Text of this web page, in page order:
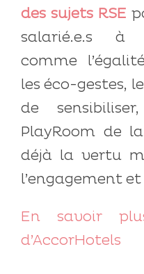
des sujets RSE
salarié.e.s à
comme
les éco-gestes,
de
PlayRoom de
déjà la vertu
l’engagement
En savoir
d’AccorHotels